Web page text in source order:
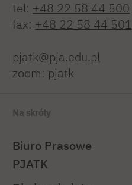
tel: +48 22 58 44 500
fax: +48 22 58 44 501
pjatk@pja.edu.pl
zoom: pjatk
Na skróty
Biuro Prasowe
PJATK